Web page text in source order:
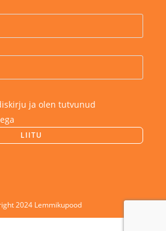
ja olen tutvunud
2024 Lemmikupood